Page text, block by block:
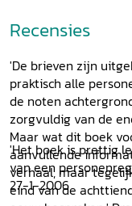
Recensies
'De brieven zijn
praktisch alle
de noten
zorgvuldig van de
Maar wat dit boek
aanvullende
verhaal, maar
eind van de
'Het boek is prettig
van een
27-1-2006